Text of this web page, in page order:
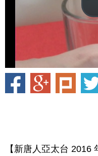
【新唐人亞太台 2016